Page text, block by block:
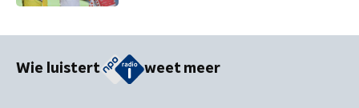
Wie luistert weet meer